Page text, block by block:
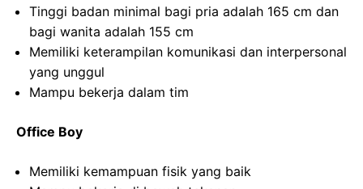
Tinggi badan minimal bagi pria adalah 165 cm dan
bagi wanita adalah 155 cm
Memiliki keterampilan komunikasi dan interpersonal
yang unggul
Mampu bekerja dalam tim
Office Boy
Memiliki kemampuan fisik yang baik